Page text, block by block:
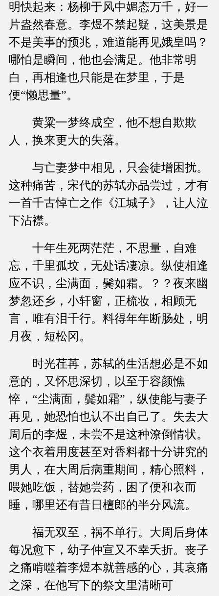
明快起来：杨柳于风中媚态万千，好一
片盎然春意。李煜不禁起疑，这美景是
不是美事的预兆，难道能再见娥皇吗？
哪怕是瞬间，他也会满足。他非常明
白，再相逢也只能是在梦里，于是
便“懒思量”。
黄粱一梦终成空，他不想自欺欺
人，换来更大的失落。
与亡妻梦中相见，只会徒增困扰。
这种痛苦，宋代的苏轼亦品尝过，才有
一首千古悼亡之作《江城子》，让人泣
下沾襟。
十年生死两茫茫，不思量，自难
忘，千里孤坟，无处话凄凉。纵使相逢
应不识，尘满面，鬓如霜。？？夜来幽
梦忽还乡，小轩窗，正梳妆，相顾无
言，唯有泪千行。料得年年断肠处，明
月夜，短松冈。
时光荏苒，苏轼的生活想必是不如
意的，又怀思深切，以至于容颜憔
悴，“尘满面，鬓如霜”，纵使能与妻子
再见，她恐怕也认不出自己了。失去大
周后的李煜，未尝不是这种潦倒情状。
这个衣着用度甚至对香料都十分讲究的
男人，在大周后病重期间，精心照料，
喂她吃饭，替她尝药，困了便和衣而
睡，哪里还有昔日檀郎的半分风流。
福无双至，祸不单行。大周后身体
每况愈下，幼子仲宣又不幸夭折。丧子
之痛啃噬着李煜本就善感的心，其哀痛
之深，在他写下的祭文里清晰可